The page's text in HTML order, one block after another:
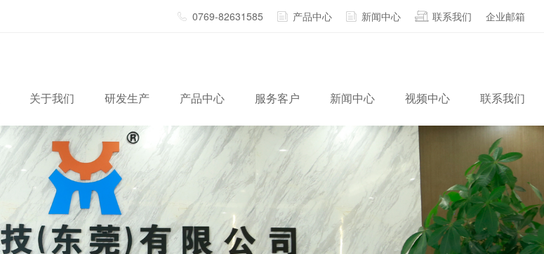
0769-82631585 产品中心 新闻中心 联系我们 企业邮箱
关于我们 研发生产 产品中心 服务客户 新闻中心 视频中心 联系我们